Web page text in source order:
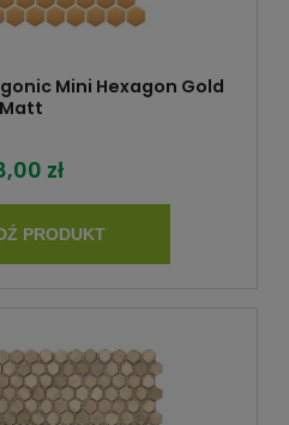
Mini Hexagon Gold
Matt
zł
PRODUKT